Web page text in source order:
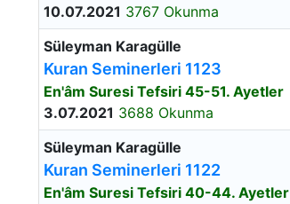
10.07.2021 3767 Okunma
Süleyman Karagülle
Kuran Seminerleri 1123
En'âm Suresi Tefsiri 45-51. Ayetler
3.07.2021 3688 Okunma
Süleyman Karagülle
Kuran Seminerleri 1122
En'âm Suresi Tefsiri 40-44. Ayetler